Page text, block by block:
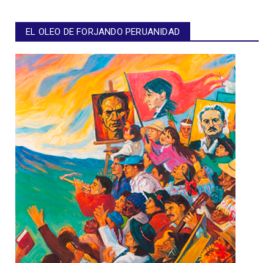
EL OLEO DE FORJANDO PERUANIDAD